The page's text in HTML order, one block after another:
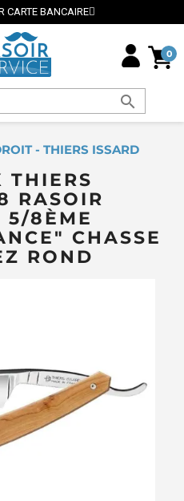
⭐ LIVRAISON GRATUITE EN
0
search
- THIERS ISSARD
THIERS
RASOIR
5/8ÈME
CHASSE
ROND